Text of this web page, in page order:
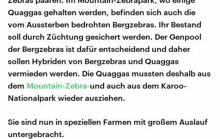
Quaggas gehalten werden, befinden sich auch die
vom Aussterben bedrohten Bergzebras. Ihr Bestand
soll durch Züchtung gesichert werden. Der Genpool
der Bergzebras ist dafür entscheidend und daher
sollen Hybriden von Bergzebras und Quaggas
vermieden werden. Die Quaggas mussten deshalb aus
dem Mountain-Zebra-und auch aus dem Karoo-
Nationalpark wieder ausziehen.
Sie sind nun in speziellen Farmen mit großem Auslauf
untergebracht.